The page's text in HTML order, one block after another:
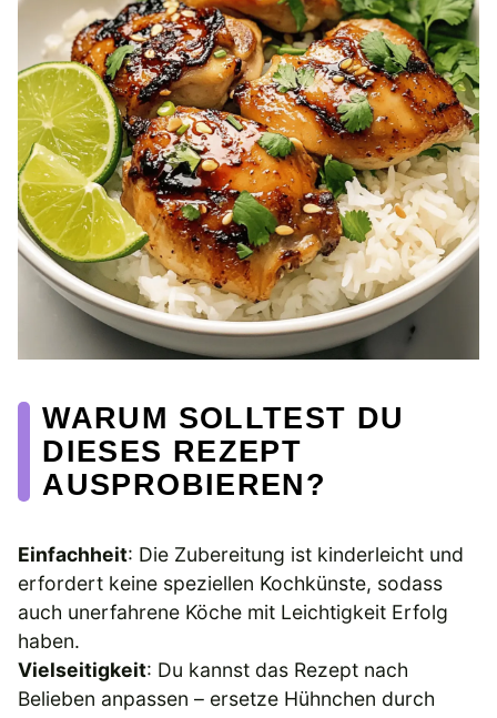
WARUM SOLLTEST DU
DIESES REZEPT
AUSPROBIEREN?
Einfachheit: Die Zubereitung ist kinderleicht und
erfordert keine speziellen Kochkünste, sodass
auch unerfahrene Köche mit Leichtigkeit Erfolg
haben.
Vielseitigkeit: Du kannst das Rezept nach
Belieben anpassen – ersetze Hühnchen durch